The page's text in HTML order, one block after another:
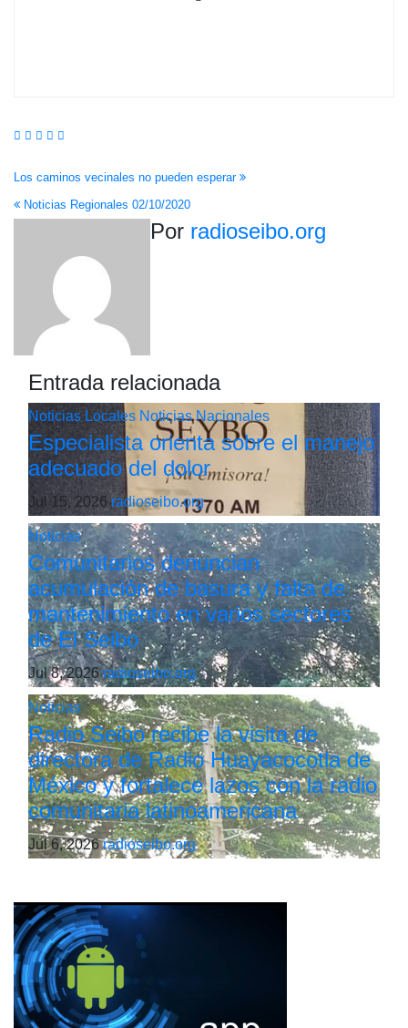
Navegación
de
entradas
Los caminos vecinales no pueden esperar
Noticias Regionales 02/10/2020
Por radioseibo.org
Entrada relacionada
Noticias Locales Noticias Nacionales
Especialista orienta sobre el manejo
adecuado del dolor
Jul 15, 2026radioseibo.org
Noticias
Comunitarios denuncian
acumulación de basura y falta de
mantenimiento en varios sectores
de El Seibo
Jul 8, 2026radioseibo.org
Noticias
Radio Seibo recibe la visita de
directora de Radio Huayacocotla de
México y fortalece lazos con la radio
comunitaria latinoamericana
Jul 6, 2026radioseibo.org